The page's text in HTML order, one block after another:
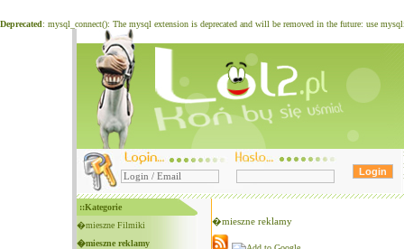
Deprecated: mysql_connect(): The mysql extension is deprecated and will be removed in the future: use
::Kategorie
�mieszne Filmiki
�mieszne reklamy
�mieszne reklamy